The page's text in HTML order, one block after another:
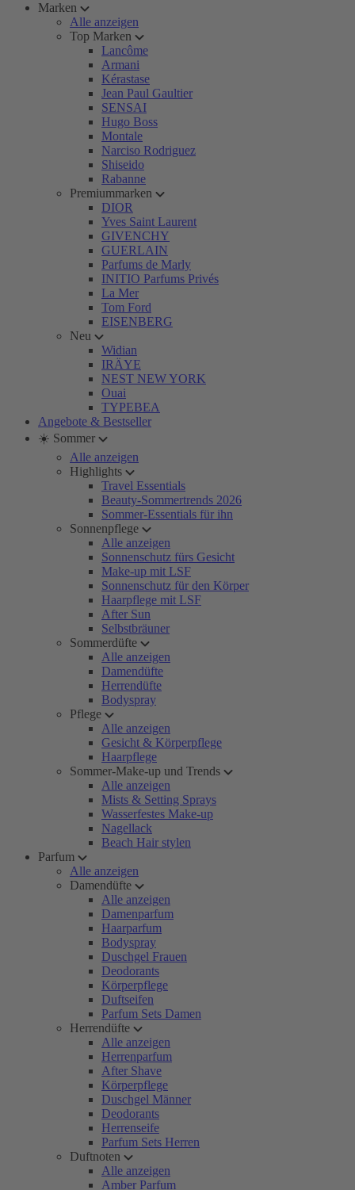
Marken
Alle anzeigen
Top Marken
Lancôme
Armani
Kérastase
Jean Paul Gaultier
SENSAI
Hugo Boss
Montale
Narciso Rodriguez
Shiseido
Rabanne
Premiummarken
DIOR
Yves Saint Laurent
GIVENCHY
GUERLAIN
Parfums de Marly
INITIO Parfums Privés
La Mer
Tom Ford
EISENBERG
Neu
Widian
IRÄYE
NEST NEW YORK
Ouai
TYPEBEA
Angebote & Bestseller
☀️ Sommer
Alle anzeigen
Highlights
Travel Essentials
Beauty-Sommertrends 2026
Sommer-Essentials für ihn
Sonnenpflege
Alle anzeigen
Sonnenschutz fürs Gesicht
Make-up mit LSF
Sonnenschutz für den Körper
Haarpflege mit LSF
After Sun
Selbstbräuner
Sommerdüfte
Alle anzeigen
Damendüfte
Herrendüfte
Bodyspray
Pflege
Alle anzeigen
Gesicht & Körperpflege
Haarpflege
Sommer-Make-up und Trends
Alle anzeigen
Mists & Setting Sprays
Wasserfestes Make-up
Nagellack
Beach Hair stylen
Parfum
Alle anzeigen
Damendüfte
Alle anzeigen
Damenparfum
Haarparfum
Bodyspray
Duschgel Frauen
Deodorants
Körperpflege
Duftseifen
Parfum Sets Damen
Herrendüfte
Alle anzeigen
Herrenparfum
After Shave
Körperpflege
Duschgel Männer
Deodorants
Herrenseife
Parfum Sets Herren
Duftnoten
Alle anzeigen
Amber Parfum